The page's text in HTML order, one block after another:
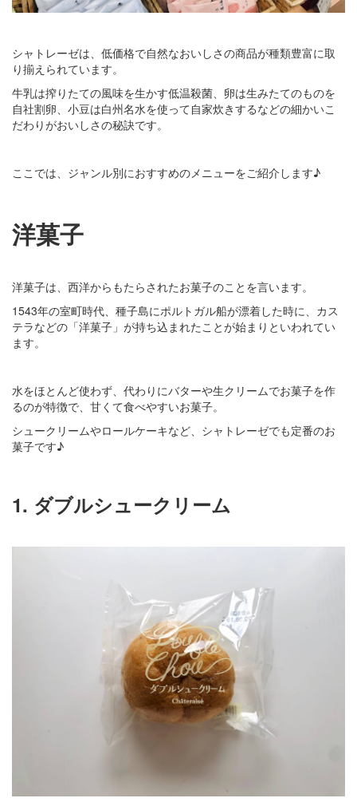
シャトレーゼは、低価格で自然なおいしさの商品が種類豊富に取
り揃えられています。
牛乳は搾りたての風味を生かす低温殺菌、卵は生みたてのものを
自社割卵、小豆は白州名水を使って自家炊きするなどの細かいこ
だわりがおいしさの秘訣です。
ここでは、ジャンル別におすすめのメニューをご紹介します♪
洋菓子
洋菓子は、西洋からもたらされたお菓子のことを言います。
1543年の室町時代、種子島にポルトガル船が漂着した時に、カス
テラなどの「洋菓子」が持ち込まれたことが始まりといわれてい
ます。
水をほとんど使わず、代わりにバターや生クリームでお菓子を作
るのが特徴で、甘くて食べやすいお菓子。
シュークリームやロールケーキなど、シャトレーゼでも定番のお
菓子です♪
1. ダブルシュークリーム